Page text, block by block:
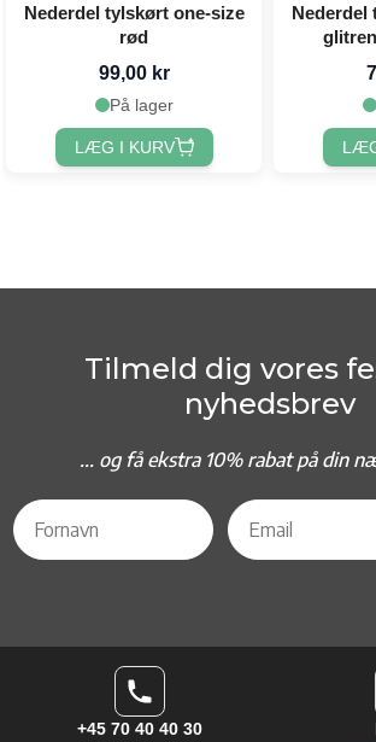
Nederdel tylskørt one-size
rød
99,00 kr
På lager
LÆG I KURV
Nederdel
Tilmeld dig vores
nyhedsbrev
... og få ekstra 10% rabat på din
+45 70 40 40 30